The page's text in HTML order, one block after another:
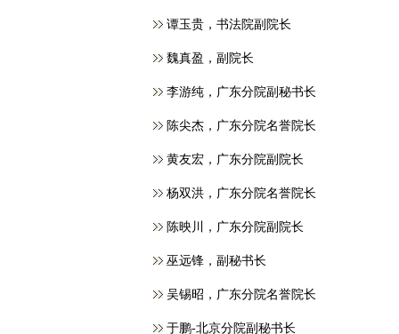
谭玉贵，书法院副院长
魏真盈，副院长
李游纯，广东分院副秘书长
陈尖杰，广东分院名誉院长
黄友宏，广东分院副院长
杨双洪，广东分院名誉院长
陈映川，广东分院副院长
巫远锋，副秘书长
吴锡昭，广东分院名誉院长
于鹏-北京分院副秘书长